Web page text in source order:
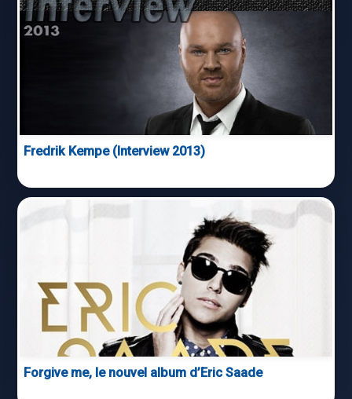
Fredrik Kempe (Interview 2013)
Forgive me, le nouvel album d’Eric Saade